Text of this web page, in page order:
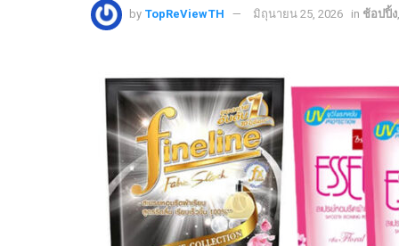
by TopReViewTH มิถุนายน 25, 2026 in ช้อปปิ้ง